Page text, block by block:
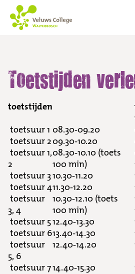
Toetstijden
Toetstijden
toetstijden
toetsuur 1 08.30-09.20
toetsuur 209.30-10.20
toetsuur 1,
2
08.30-10.10 (toets
100 min)
toetsuur 310.30-11.20
toetsuur 411.30-12.20
toetsuur
3, 4
10.30-12.10 (toets
100 min)
toetsuur 512.40-13.30
toetsuur 613.40-14.30
toetsuur
5, 6
12.40-14.20
toetsuur 714.40-15.30